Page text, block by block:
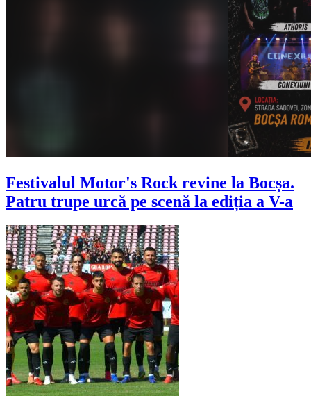
Festivalul Motor's Rock revine la Bocșa.
Patru trupe urcă pe scenă la ediția a V-a